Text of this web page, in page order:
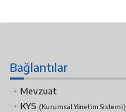
Bağlantılar
Mevzuat
KYS (Kurumsal Yönetim Sistemi)